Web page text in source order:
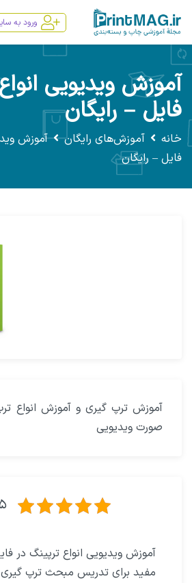
ورود به
آموزش ویدیویی
فایل – رایگان
خانه آموزش‌های رایگان
آموزش
فایل – رایگان
آموزش ترپ گیری و آموزش انواع
صورت ویدیویی
۵/
آموزش ویدیویی انواع ترپینگ در
مفید برای تدریس مبحث ترپ گیری